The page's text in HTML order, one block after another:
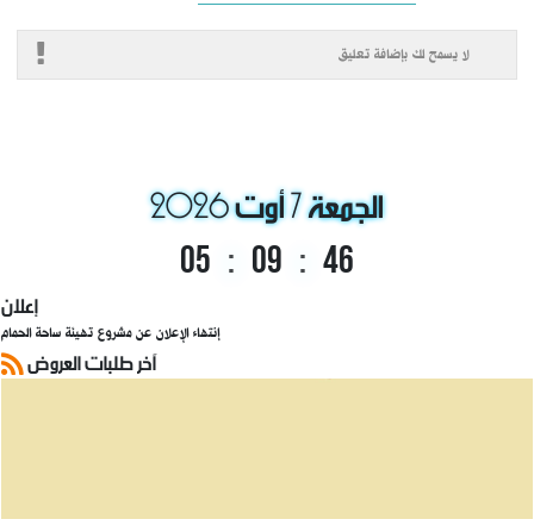
لا يسمح لك بإضافة تعليق
الجمعة 7 أوت 2026
05 : 09 : 46
إعلان
إنتهاء الإعلان عن مشروع تهيئة ساحة الحمام
آخر طلبات العروض
وضع بتاريخ: 28/03